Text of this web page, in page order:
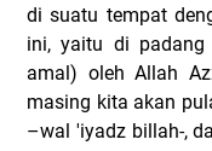
di suatu tempat
ini, yaitu di padang
amal) oleh Allah
masing kita akan
–wal 'iyadz billah-,